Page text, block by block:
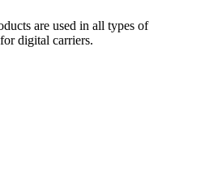
are used in all types of
digital carriers.